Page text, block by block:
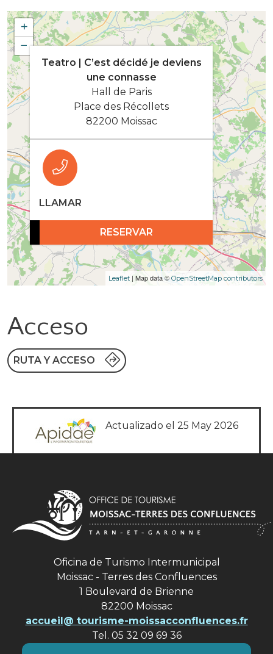
+
−
Leaflet | Map data © OpenStreetMap contributors
Teatro | C’est décidé je deviens
une connasse
Hall de Paris
Place des Récollets
82200 Moissac
LLAMAR
RESERVAR
Acceso
RUTA Y ACCESO
Actualizado el 25 May 2026
Oficina de Turismo Intermunicipal
Moissac - Terres des Confluences
1 Boulevard de Brienne
82200 Moissac
accueil@ tourisme-moissacconfluences.fr
Tel. 05 32 09 69 36